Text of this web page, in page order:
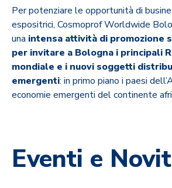
Per potenziare le opportunità di
espositrici, Cosmoprof Worldwide
una intensa attività di promozione
per invitare a Bologna i principali
mondiale e i nuovi soggetti
emergenti: in primo piano i paesi
economie emergenti del continente
Eventi e